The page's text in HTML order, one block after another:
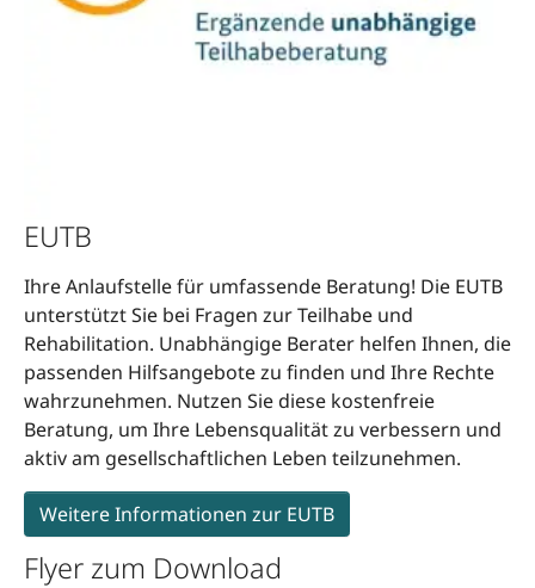
EUTB
Ihre Anlaufstelle für umfassende Beratung! Die EUTB
unterstützt Sie bei Fragen zur Teilhabe und
Rehabilitation. Unabhängige Berater helfen Ihnen, die
passenden Hilfsangebote zu finden und Ihre Rechte
wahrzunehmen. Nutzen Sie diese kostenfreie
Beratung, um Ihre Lebensqualität zu verbessern und
aktiv am gesellschaftlichen Leben teilzunehmen.
Weitere Informationen zur EUTB
Flyer zum Download